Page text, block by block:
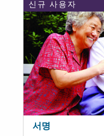
신규 사용자
서명